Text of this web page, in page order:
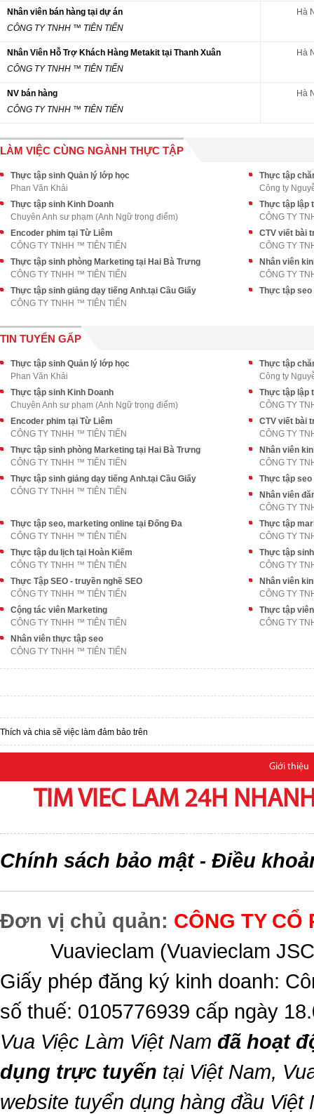
Nhân viên bán hàng tại dự án
CÔNG TY TNHH ™ TIÊN TIẾN
Hà
Nhân Viên Hỗ Trợ Khách Hàng Metakit tại Thanh Xuân
CÔNG TY TNHH ™ TIÊN TIẾN
Hà
NV bán hàng
CÔNG TY TNHH ™ TIÊN TIẾN
Hà
LÀM VIỆC CÙNG NGÀNH THỰC TẬP
Thực tập sinh Quản lý lớp học
Phan Văn Khải
Công ty
Thực tập sinh Kinh Doanh
Chuyên Anh sư phạm (Anh Ngữ trọng điểm)
Thực tập lập
CÔNG TY
Encoder phim tại Từ Liêm
CÔNG TY TNHH ™ TIÊN TIẾN
CTV viết bài
CÔNG TY
Thực tập sinh phòng Marketing tại Hai Bà Trưng
CÔNG TY TNHH ™ TIÊN TIẾN
Nhân viên
CÔNG TY
Thực tập sinh giảng dạy tiếng Anh.tại Cầu Giấy
CÔNG TY TNHH ™ TIÊN TIẾN
Thực tập seo
TIN TUYỂN GẤP
Thực tập sinh Quản lý lớp học
Phan Văn Khải
Công ty
Thực tập sinh Kinh Doanh
Chuyên Anh sư phạm (Anh Ngữ trọng điểm)
Thực tập lập
CÔNG TY
Encoder phim tại Từ Liêm
CÔNG TY TNHH ™ TIÊN TIẾN
CTV viết bài
CÔNG TY
Thực tập sinh phòng Marketing tại Hai Bà Trưng
CÔNG TY TNHH ™ TIÊN TIẾN
Nhân viên
CÔNG TY
Thực tập sinh giảng dạy tiếng Anh.tại Cầu Giấy
CÔNG TY TNHH ™ TIÊN TIẾN
Thực tập seo
Nhân viên
CÔNG TY
Thực tập seo, marketing online tại Đống Đa
CÔNG TY TNHH ™ TIÊN TIẾN
Thực tập
CÔNG TY
Thực tập du lịch tại Hoàn Kiếm
CÔNG TY TNHH ™ TIÊN TIẾN
Thực tập
CÔNG TY
Thực Tập SEO - truyền nghề SEO
CÔNG TY TNHH ™ TIÊN TIẾN
Nhân viên
CÔNG TY
Cộng tác viên Marketing
CÔNG TY TNHH ™ TIÊN TIẾN
Thực tập
CÔNG TY
Nhân viên thực tập seo
CÔNG TY TNHH ™ TIÊN TIẾN
Thích và chia sẽ việc làm đảm bảo trên
Giới thiệu
TIM VIEC LAM 24H
Chính sách bảo mật- Điều
Đơn vị chủ quản: CÔNG TY CỔ
Vuavieclam (Vuavieclam
Giấy phép đăng ký kinh doanh:
số thuế: 0105776939 cấp ngày
Vua Việc Làm Việt Nam đã hoạt
dụng trực tuyến tại Việt Nam,
website tuyển dụng hàng đầu Việt